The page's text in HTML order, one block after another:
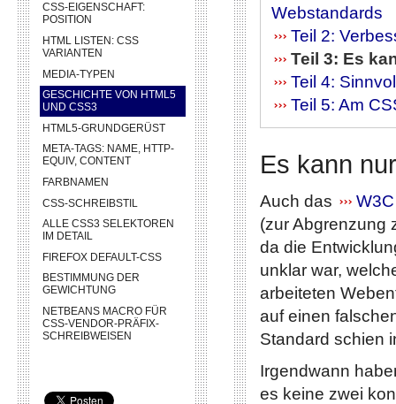
CSS-EIGENSCHAFT:
POSITION
HTML LISTEN: CSS
VARIANTEN
MEDIA-TYPEN
GESCHICHTE VON HTML5
UND CSS3
HTML5-GRUNDGERÜST
META-TAGS: NAME, HTTP-
EQUIV, CONTENT
FARBNAMEN
CSS-SCHREIBSTIL
ALLE CSS3 SELEKTOREN
IM DETAIL
FIREFOX DEFAULT-CSS
BESTIMMUNG DER
GEWICHTUNG
NETBEANS MACRO FÜR
CSS-VENDOR-PRÄFIX-
SCHREIBWEISEN
Webstandards
Teil 2:
Teil 3: Es
Teil 4:
Teil 5: Am
Es kann
Auch das W3C
(zur Abgrenzung
da die
unklar war,
arbeiteten
auf einen
Standard schien
Irgendwann
es keine zwei